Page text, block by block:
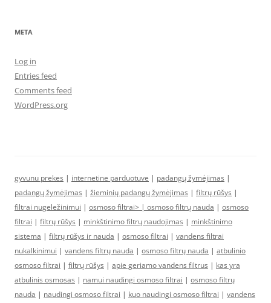
META
Log in
Entries feed
Comments feed
WordPress.org
gyvunu prekes | internetine parduotuve | padangų žymėjimas |
padangų žymėjimas | žieminių padangų žymėjimas | filtrų rūšys |
filtrai nugeležinimui | osmoso filtrai> | osmoso filtrų nauda | osmoso
filtrai | filtrų rūšys | minkštinimo filtrų naudojimas | minkštinimo
sistema | filtrų rūšys ir nauda | osmoso filtrai | vandens filtrai
nukalkinimui | vandens filtrų nauda | osmoso filtrų nauda | atbulinio
osmoso filtrai | filtrų rūšys | apie geriamo vandens filtrus | kas yra
atbulinis osmosas | namui naudingi osmoso filtrai | osmoso filtrų
nauda | naudingi osmoso filtrai | kuo naudingi osmoso filtrai | vandens